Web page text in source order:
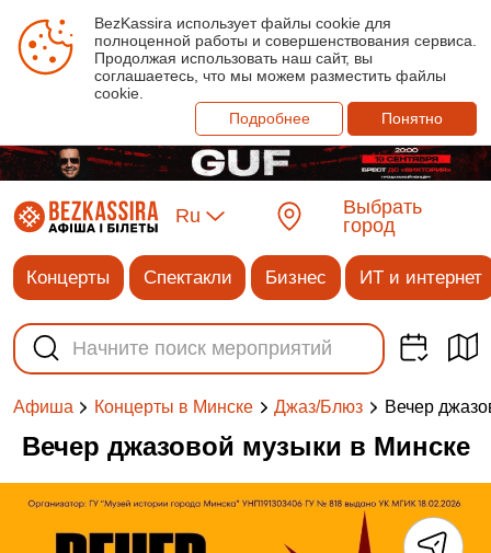
BezKassira использует файлы cookie для
полноценной работы и совершенствования сервиса.
Продолжая использовать наш сайт, вы
соглашаетесь, что мы можем разместить файлы
cookie.
Подробнее
Понятно
Ru
Выбрать
город
Концерты Спектакли Бизнес ИТ и интернет
Афиша Концерты в Минске Джаз/Блюз Вечер
Вечер джазовой музыки в Минске